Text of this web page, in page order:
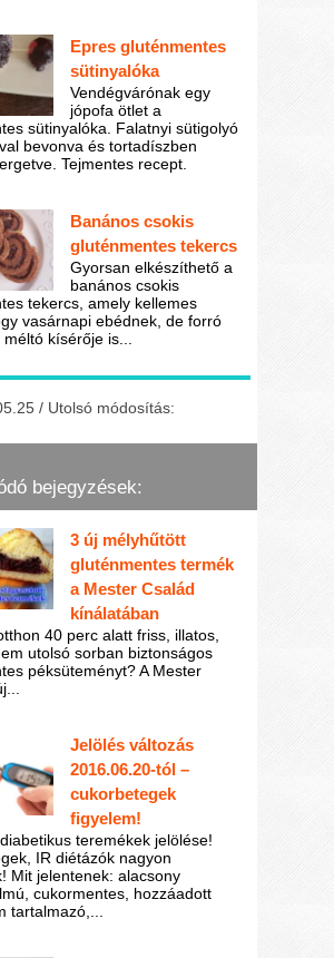
Epres gluténmentes
sütinyalóka
Vendégvárónak egy
jópofa ötlet a
sütinyalóka. Falatnyi sütigolyó
bevonva és tortadíszben
Tejmentes recept.
Banános csokis
gluténmentes tekercs
Gyorsan elkészíthető a
banános csokis
tekercs, amely kellemes
vasárnapi ebédnek, de forró
kísérője is...
/ Utolsó módosítás:
bejegyzések:
3 új mélyhűtött
gluténmentes termék
a Mester Család
kínálatában
40 perc alatt friss, illatos,
utolsó sorban biztonságos
péksüteményt? A Mester
Jelölés változás
2016.06.20-tól –
cukorbetegek
figyelem!
teremékek jelölése!
IR diétázók nagyon
Mit jelentenek: alacsony
cukormentes, hozzáadott
tartalmazó,...